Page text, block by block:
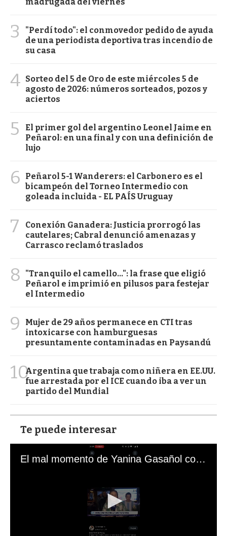
3
"Perdí todo": el conmovedor pedido de ayuda
de una periodista deportiva tras incendio de
su casa
4 Sorteo del 5 de Oro de este miércoles 5 de
agosto de 2026: números sorteados, pozos y
aciertos
5
El primer gol del argentino Leonel Jaime en
Peñarol: en una final y con una definición de
lujo
6
Peñarol 5-1 Wanderers: el Carbonero es el
bicampeón del Torneo Intermedio con
goleada incluida - EL PAÍS Uruguay
7
Conexión Ganadera: Justicia prorrogó las
cautelares; Cabral denunció amenazas y
Carrasco reclamó traslados
8
"Tranquilo el camello...": la frase que eligió
Peñarol e imprimió en pilusos para festejar
el Intermedio
9
Mujer de 29 años permanece en CTI tras
intoxicarse con hamburguesas
presuntamente contaminadas en Paysandú
10Argentina que trabaja como niñera en EE.UU.
fue arrestada por el ICE cuando iba a ver un
partido del Mundial
Te puede interesar
El mal momento de Yanina Gasañol con un hincha argentino en "Subrayado"